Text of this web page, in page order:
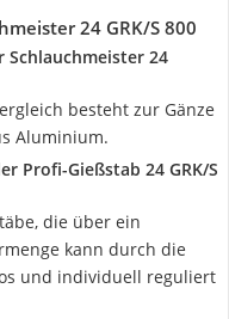
24 GRK/S 800
24
besteht zur Gänze
Aluminium.
Profi-Gießstab 24 GRK/S
die über ein
kann durch die
und individuell reguliert